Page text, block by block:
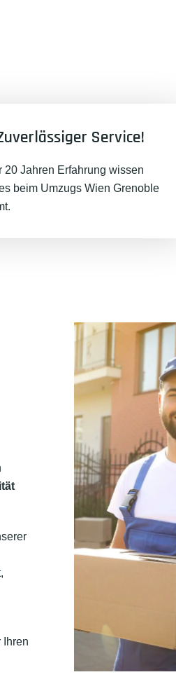
Service!
20 Jahren Erfahrung wissen
beim Umzugs Wien Grenoble
Ihren